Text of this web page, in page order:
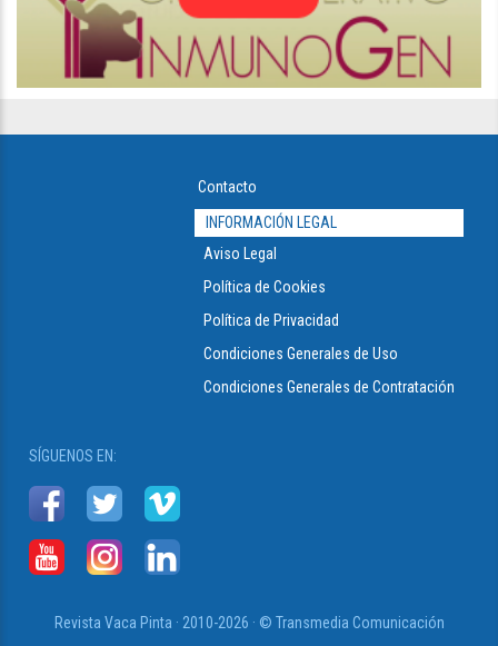
Contacto
INFORMACIÓN LEGAL
Aviso Legal
Política de Cookies
Política de Privacidad
Condiciones Generales de Uso
Condiciones Generales de Contratación
SÍGUENOS EN:
Revista Vaca Pinta · 2010-2026 · © Transmedia Comunicación